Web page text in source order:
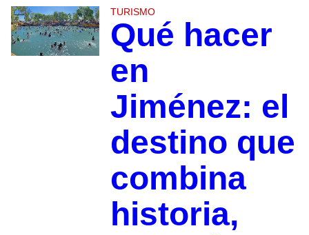
TURISMO
Qué hacer
en
Jiménez: el
destino que
combina
historia,